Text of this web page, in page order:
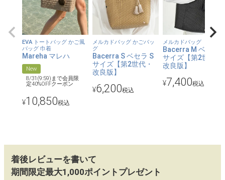
ならないのが嬉しい。
【ナチュラルな風合い】
素材から仕上げまで職人の手により行われているので、機械製品
にはない手仕事ならではの表情があるバッグです。
【チャームが付属】
じゃらっと付けても単品で付けてもOKなチャームが付属。その日
の気分に合わせて使えます。
ハンドルに巻かれた本革にステッチを施して、大人らしさをさり
げなく主張。全体の雰囲気を程よく引き締めます。
EVA トートバッグ かご風
バッグ 巾着
Mareha マレハ
New
8/31(9:59)まで会員限
定40%OFFクーポン
¥10,850税込
メルカドバッグ かごバッ
グ
Bacerra S ベセラ S
サイズ【第2世代・
改良版】
¥6,200税込
メルカドバッグ
Bacerra M ベセラ
サイズ【第2世代・
改良版】
¥7,400税込
着後レビューを書いて
期間限定最大1,000ポイントプレゼント